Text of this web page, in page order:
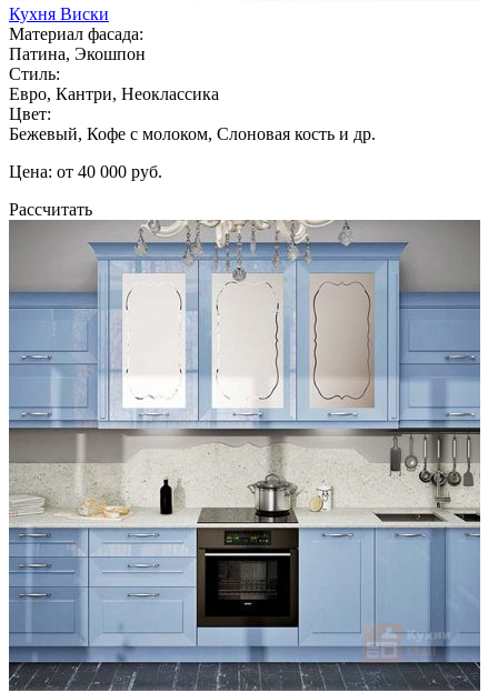
Кухня Виски
Материал фасада:
Патина, Экошпон
Стиль:
Евро, Кантри, Неоклассика
Цвет:
Бежевый, Кофе с молоком, Слоновая кость и др.
Цена: от 40 000 руб.
Рассчитать